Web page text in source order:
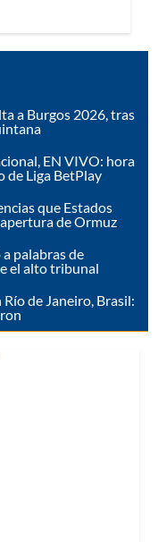
a Burgos 2026, tras
EN VIVO: hora
de Liga BetPlay
que Estados
de Ormuz
palabras de
el alto tribunal
de Janeiro, Brasil: